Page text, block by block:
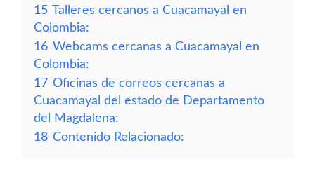
15 Talleres cercanos a Cuacamayal en
Colombia:
16 Webcams cercanas a Cuacamayal en
Colombia:
17 Oficinas de correos cercanas a
Cuacamayal del estado de Departamento
del Magdalena:
18 Contenido Relacionado: